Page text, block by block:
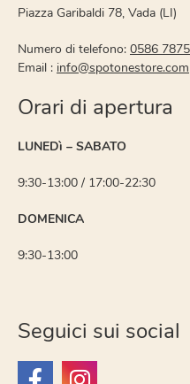
Piazza Garibaldi 78, Vada (LI)
Numero di telefono: 0586
Email : info@spotonestore.com
Orari di apertura
LUNEDì – SABATO
9:30-13:00 / 17:00-22:30
DOMENICA
9:30-13:00
Seguici sui social